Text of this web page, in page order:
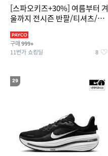
[스파오키즈+30%] 여름부터 겨
울까지 전시즌 반팔/티셔츠/셋
구매 999+
11번가 쇼킹딜 8
29